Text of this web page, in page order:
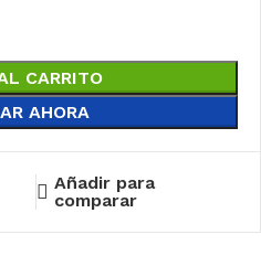
CARRITO
AHORA
Añadir para
comparar